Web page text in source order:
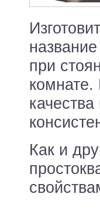
при
комнате.
Как и